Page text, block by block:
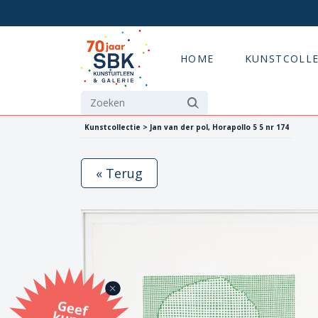
HOME
Kunstcollectie > Jan van der pol, Horapollo 5 5 nr 174
G
eef
u
n
st
a
d
o
m
et
e SB
K
u
n
stb
o
n
« Terug